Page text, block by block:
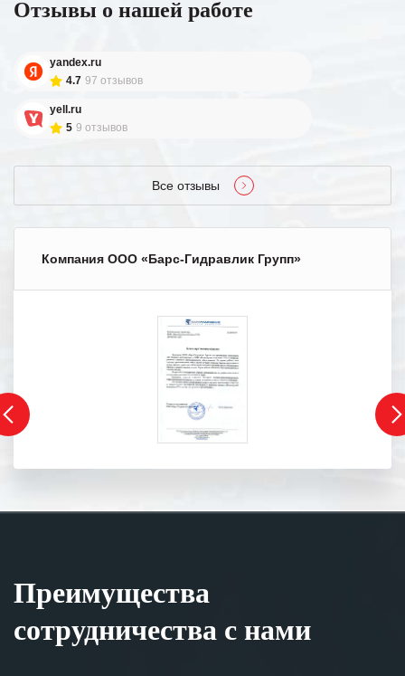
Отзывы о нашей работе
yandex.ru
4.7 97 отзывов
yell.ru
5 9 отзывов
Все отзывы
Компания ООО «Барс-Гидравлик Групп»
Преимущества
сотрудничества с нами